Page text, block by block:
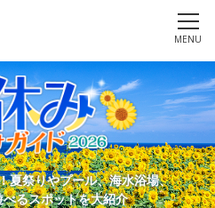
MENU
夏祭りやプール、海水浴場、
るスポットを大紹介